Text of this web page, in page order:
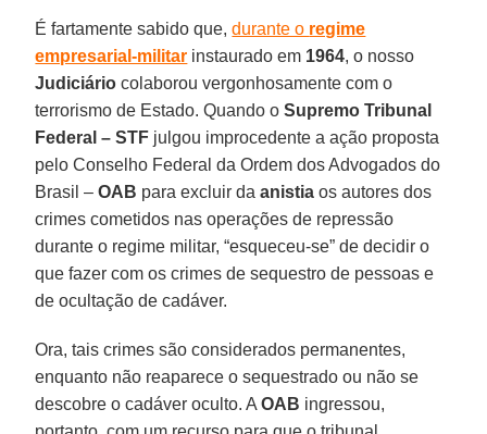
É fartamente sabido que,durante o regime
empresarial-militar instaurado em 1964, o nosso
Judiciário colaborou vergonhosamente com o
terrorismo de Estado. Quando oSupremo Tribunal
Federal – STF julgou improcedente a ação proposta
pelo Conselho Federal da Ordem dos Advogados do
Brasil –OAB para excluir daanistia os autores dos
crimes cometidos nas operações de repressão
durante o regime militar, “esqueceu-se” de decidir o
que fazer com os crimes de sequestro de pessoas e
de ocultação de cadáver.
Ora, tais crimes são considerados permanentes,
enquanto não reaparece o sequestrado ou não se
descobre o cadáver oculto. AOAB ingressou,